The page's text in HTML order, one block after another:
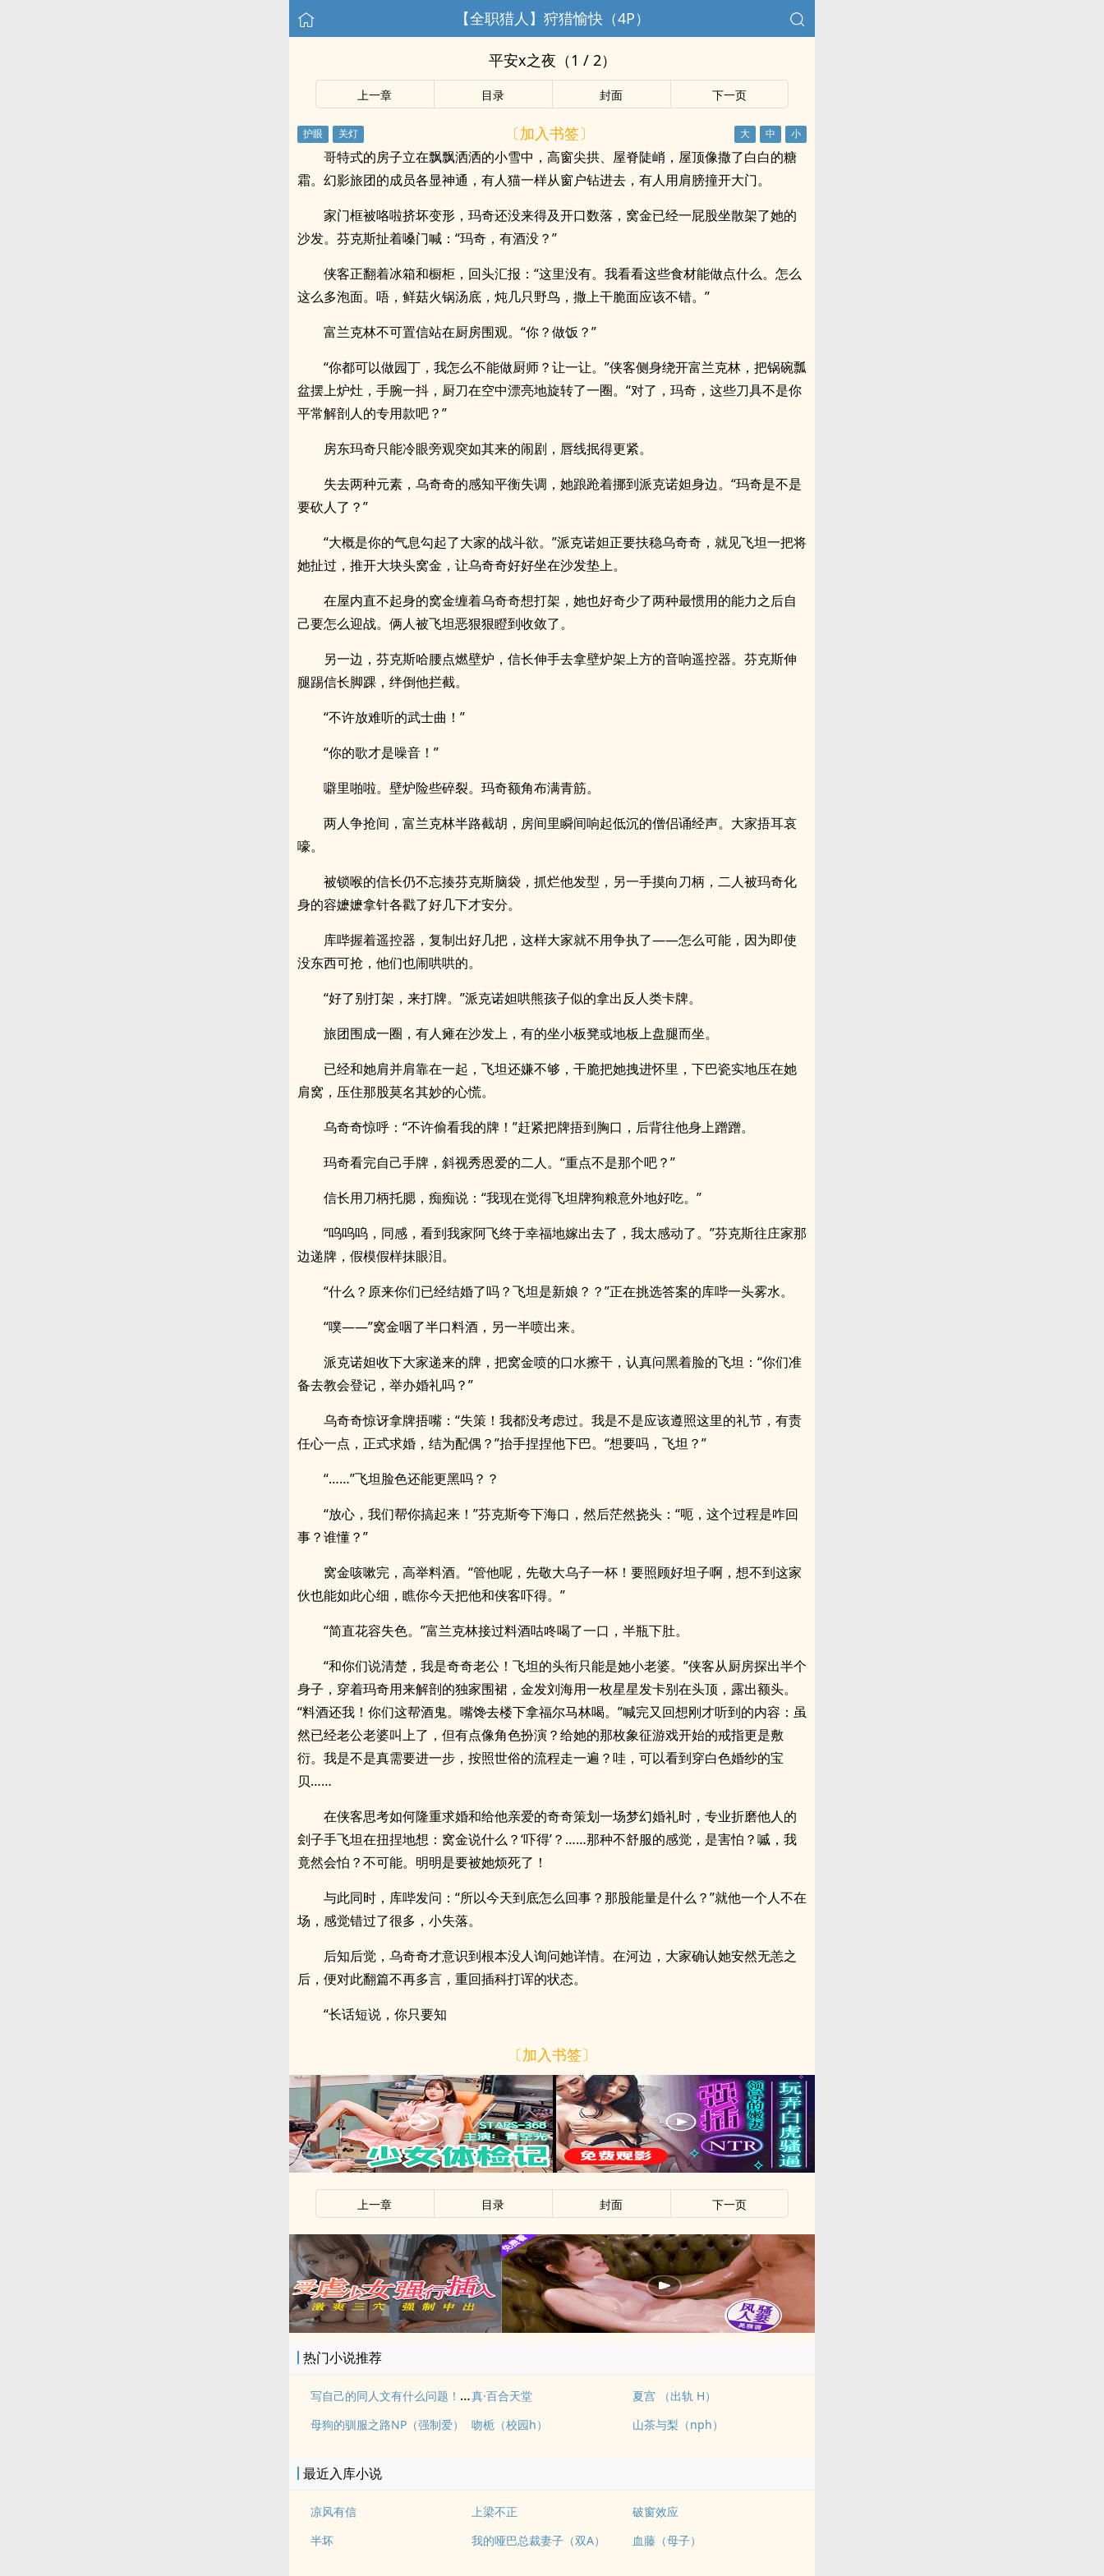
【全职猎人】狩猎愉快（4P）
平安x之夜（1 / 2）
上一章 目录 封面 下一页
〔加入书签〕
哥特式的房子立在飘飘洒洒的小雪中，高窗尖拱、屋脊陡峭，屋顶像撒了白白的糖
霜。幻影旅团的成员各显神通，有人猫一样从窗户钻进去，有人用肩膀撞开大门。
家门框被咯啦挤坏变形，玛奇还没来得及开口数落，窝金已经一屁股坐散架了她的
沙发。芬克斯扯着嗓门喊：“玛奇，有酒没？”
侠客正翻着冰箱和橱柜，回头汇报：“这里没有。我看看这些食材能做点什么。怎么
这么多泡面。唔，鲜菇火锅汤底，炖几只野鸟，撒上干脆面应该不错。”
富兰克林不可置信站在厨房围观。“你？做饭？”
“你都可以做园丁，我怎么不能做厨师？让一让。”侠客侧身绕开富兰克林，把锅碗瓢
盆摆上炉灶，手腕一抖，厨刀在空中漂亮地旋转了一圈。“对了，玛奇，这些刀具不是你
平常解剖人的专用款吧？”
房东玛奇只能冷眼旁观突如其来的闹剧，唇线抿得更紧。
失去两种元素，乌奇奇的感知平衡失调，她踉跄着挪到派克诺妲身边。“玛奇是不是
要砍人了？”
“大概是你的气息勾起了大家的战斗欲。”派克诺妲正要扶稳乌奇奇，就见飞坦一把将
她扯过，推开大块头窝金，让乌奇奇好好坐在沙发垫上。
在屋内直不起身的窝金缠着乌奇奇想打架，她也好奇少了两种最惯用的能力之后自
己要怎么迎战。俩人被飞坦恶狠狠瞪到收敛了。
另一边，芬克斯哈腰点燃壁炉，信长伸手去拿壁炉架上方的音响遥控器。芬克斯伸
腿踢信长脚踝，绊倒他拦截。
“不许放难听的武士曲！”
“你的歌才是噪音！”
噼里啪啦。壁炉险些碎裂。玛奇额角布满青筋。
两人争抢间，富兰克林半路截胡，房间里瞬间响起低沉的僧侣诵经声。大家捂耳哀
嚎。
被锁喉的信长仍不忘揍芬克斯脑袋，抓烂他发型，另一手摸向刀柄，二人被玛奇化
身的容嬷嬷拿针各戳了好几下才安分。
库哔握着遥控器，复制出好几把，这样大家就不用争执了——怎么可能，因为即使
没东西可抢，他们也闹哄哄的。
“好了别打架，来打牌。”派克诺妲哄熊孩子似的拿出反人类卡牌。
旅团围成一圈，有人瘫在沙发上，有的坐小板凳或地板上盘腿而坐。
已经和她肩并肩靠在一起，飞坦还嫌不够，干脆把她拽进怀里，下巴瓷实地压在她
肩窝，压住那股莫名其妙的心慌。
乌奇奇惊呼：“不许偷看我的牌！”赶紧把牌捂到胸口，后背往他身上蹭蹭。
玛奇看完自己手牌，斜视秀恩爱的二人。“重点不是那个吧？”
信长用刀柄托腮，痴痴说：“我现在觉得飞坦牌狗粮意外地好吃。”
“呜呜呜，同感，看到我家阿飞终于幸福地嫁出去了，我太感动了。”芬克斯往庄家那
边递牌，假模假样抹眼泪。
“什么？原来你们已经结婚了吗？飞坦是新娘？？”正在挑选答案的库哔一头雾水。
“噗——”窝金咽了半口料酒，另一半喷出来。
派克诺妲收下大家递来的牌，把窝金喷的口水擦干，认真问黑着脸的飞坦：“你们准
备去教会登记，举办婚礼吗？”
乌奇奇惊讶拿牌捂嘴：“失策！我都没考虑过。我是不是应该遵照这里的礼节，有责
任心一点，正式求婚，结为配偶？”抬手捏捏他下巴。“想要吗，飞坦？”
“……”飞坦脸色还能更黑吗？？
“放心，我们帮你搞起来！”芬克斯夸下海口，然后茫然挠头：“呃，这个过程是咋回
事？谁懂？”
窝金咳嗽完，高举料酒。“管他呢，先敬大乌子一杯！要照顾好坦子啊，想不到这家
伙也能如此心细，瞧你今天把他和侠客吓得。”
“简直花容失色。”富兰克林接过料酒咕咚喝了一口，半瓶下肚。
“和你们说清楚，我是奇奇老公！飞坦的头衔只能是她小老婆。”侠客从厨房探出半个
身子，穿着玛奇用来解剖的独家围裙，金发刘海用一枚星星发卡别在头顶，露出额头。
“料酒还我！你们这帮酒鬼。嘴馋去楼下拿福尔马林喝。”喊完又回想刚才听到的内容：虽
然已经老公老婆叫上了，但有点像角色扮演？给她的那枚象征游戏开始的戒指更是敷
衍。我是不是真需要进一步，按照世俗的流程走一遍？哇，可以看到穿白色婚纱的宝
贝……
在侠客思考如何隆重求婚和给他亲爱的奇奇策划一场梦幻婚礼时，专业折磨他人的
刽子手飞坦在扭捏地想：窝金说什么？‘吓得’？……那种不舒服的感觉，是害怕？嘁，我
竟然会怕？不可能。明明是要被她烦死了！
与此同时，库哔发问：“所以今天到底怎么回事？那股能量是什么？”就他一个人不在
场，感觉错过了很多，小失落。
后知后觉，乌奇奇才意识到根本没人询问她详情。在河边，大家确认她安然无恙之
后，便对此翻篇不再多言，重回插科打诨的状态。
“长话短说，你只要知
〔加入书签〕
上一章 目录 封面 下一页
热门小说推荐
写自己的同人文有什么问题！（NP）真·百合天堂
夏宫 （出轨 H）
母狗的驯服之路NP（强制爱）
吻栀（校园h） 山茶与梨（nph）
最近入库小说
凉风有信 上梁不正
破窗效应
半坏
我的哑巴总裁妻子（双A） 血藤（母子）